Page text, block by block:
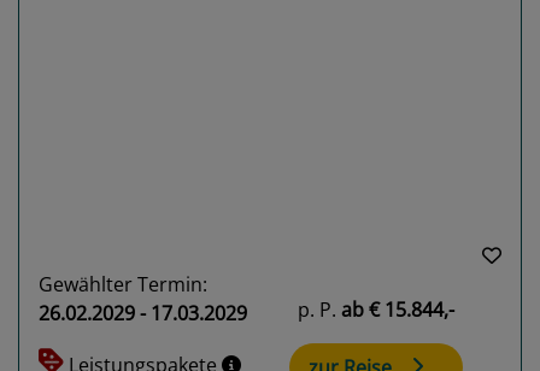
Gewählter Termin:
26.02.2029 - 17.03.2029
Leistungspakete
p. P. ab€ 15.844,-